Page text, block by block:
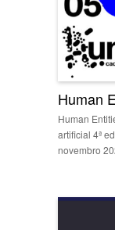
Human
Human
artificial 4ª
novembro